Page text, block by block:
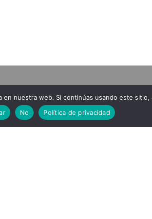
MENU
Inicio
nuestra web. Si continúas usando este
No Política de privacidad